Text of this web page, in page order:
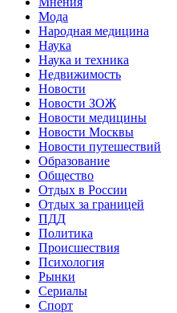
Мода
Народная медицина
Наука
Наука и техника
Недвижимость
Новости
Новости ЗОЖ
Новости медицины
Новости Москвы
Новости путешествий
Образование
Общество
Отдых в России
Отдых за границей
ПДД
Политика
Происшествия
Психология
Рынки
Сериалы
Спорт